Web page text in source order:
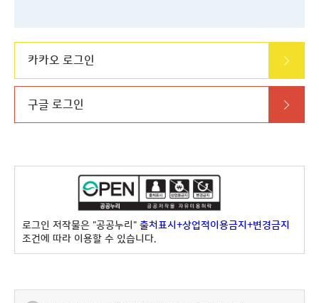
카카오 로그인
구글 로그인
로그인 저작물은 "공공누리" 출처표시+상업적이용금지+변경금지
조건에 따라 이용할 수 있습니다.